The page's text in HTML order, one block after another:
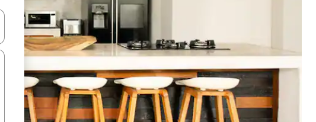
och nedåtpilarna eller utforska genom att trycka eller svepa.